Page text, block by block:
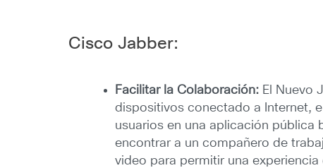
Cisco Jabber:
Facilitar la Colaboración: El Nuevo
dispositivos conectado a Internet,
usuarios en una aplicación pública
encontrar a un compañero de
video para permitir una